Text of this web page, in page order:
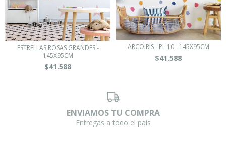
ESTRELLAS ROSAS GRANDES -
145X95CM
$41.588
ARCOIRIS - PL 10 - 145X95CM
$41.588
ENVIAMOS TU COMPRA
Entregas a todo el país